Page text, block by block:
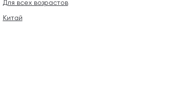
Для всех возрастов
Китай